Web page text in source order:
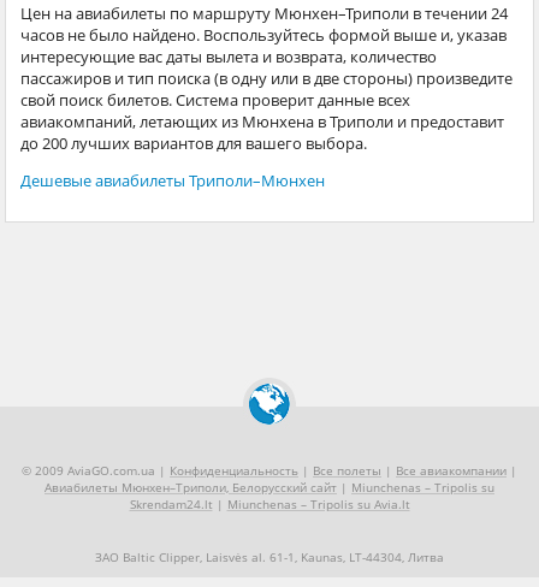
Цен на авиабилеты по маршруту Мюнхен–Триполи в течении 24
часов не было найдено. Воспользуйтесь формой выше и, указав
интересующие вас даты вылета и возврата, количество
пассажиров и тип поиска (в одну или в две стороны) произведите
свой поиск билетов. Система проверит данные всех
авиакомпаний, летающих из Мюнхена в Триполи и предоставит
до 200 лучших вариантов для вашего выбора.
Дешевые авиабилеты Триполи–Мюнхен
© 2009 AviaGO.com.ua | Конфиденциальность | Все полеты | Все авиакомпании |
Авиабилеты Мюнхен–Триполи, Белорусский сайт | Miunchenas – Tripolis su
Skrendam24.lt | Miunchenas – Tripolis su Avia.lt
ЗАО Baltic Clipper, Laisvės al. 61-1, Kaunas, LT-44304, Литва